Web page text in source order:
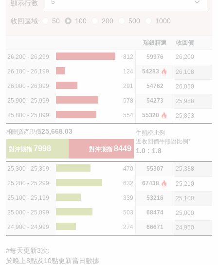
顯示行數
收回區域: 50 100 200 500 1000
瑞銀精選 收回價
26,200 - 26,299 812 59976 26,200
26,100 - 26,199 124 54283 26,108
26,000 - 26,099 291 54762 26,050
25,900 - 25,999 578 54273 25,988
25,800 - 25,899 554 55320 25,853
相關資產現價25,668.03
對沖期指 7998 對沖期指 8449
牛熊證比例
近收回價牛熊證比例*
1.0 : 1.8
25,300 - 25,399 470 55307 25,388
25,200 - 25,299 632 67438 25,210
25,100 - 25,199 339 53216 25,100
25,000 - 25,099 503 68474 25,000
24,900 - 24,999 274 66671 24,950
#每天更新3次:
於晚上8點及10點更新當日數據